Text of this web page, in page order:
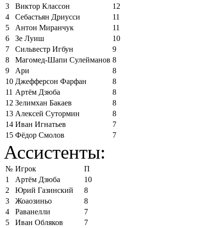
3
Виктор Классон
12
4
Себастьян Дриусси
11
5
Антон Миранчук
11
6
Зе Луиш
10
7
Сильвестр Игбун
9
8
Магомед-Шапи Сулейманов 8
9
Ари
8
10 Джефферсон Фарфан
8
11 Артём Дзюба
8
12 Зелимхан Бакаев
8
13 Алексей Сутормин
8
14 Иван Игнатьев
7
15 Фёдор Смолов 7
Ассистенты:
№ Игрок
П
1
Артём Дзюба
10
2
Юрий Газинский
8
3
Жоаозиньо
8
4
Раванелли
7
5
Иван Обляков
7